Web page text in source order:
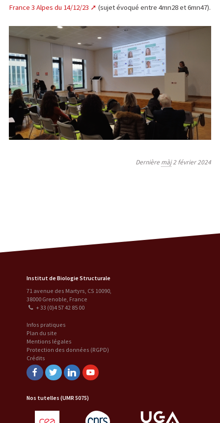
France 3 Alpes du 14/12/23
(sujet évoqué entre 4mn28 et 6mn47).
Dernière màj2 février 2024
Institut de Biologie Structurale
71 avenue des Martyrs, CS 10090,
38000 Grenoble, France
+ 33 (0)4 57 42 85 00
Infos pratiques
Plan du site
Mentions légales
Protection des données (RGPD)
Crédits
Nos tutelles (UMR 5075)